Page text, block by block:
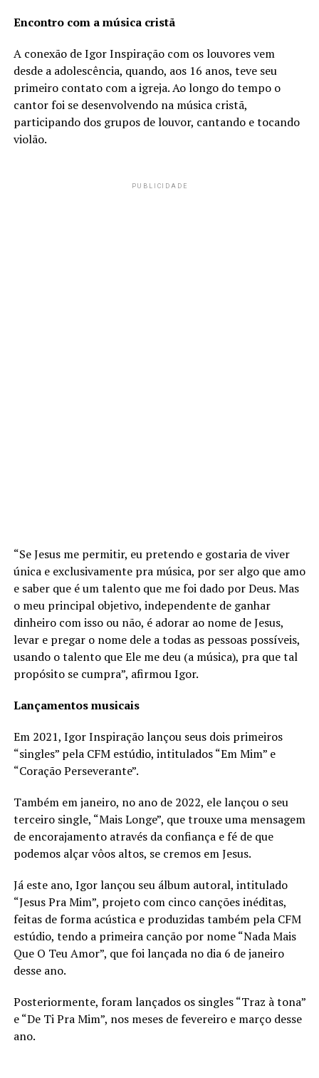
Encontro com a música cristã
A conexão de Igor Inspiração com os louvores vem
desde a adolescência, quando, aos 16 anos, teve seu
primeiro contato com a igreja. Ao longo do tempo o
cantor foi se desenvolvendo na música cristã,
participando dos grupos de louvor, cantando e tocando
violão.
PUBLICIDADE
“Se Jesus me permitir, eu pretendo e gostaria de viver
única e exclusivamente pra música, por ser algo que amo
e saber que é um talento que me foi dado por Deus. Mas
o meu principal objetivo, independente de ganhar
dinheiro com isso ou não, é adorar ao nome de Jesus,
levar e pregar o nome dele a todas as pessoas possíveis,
usando o talento que Ele me deu (a música), pra que tal
propósito se cumpra”, afirmou Igor.
Lançamentos musicais
Em 2021, Igor Inspiração lançou seus dois primeiros
“singles” pela CFM estúdio, intitulados “Em Mim” e
“Coração Perseverante”.
Também em janeiro, no ano de 2022, ele lançou o seu
terceiro single, “Mais Longe”, que trouxe uma mensagem
de encorajamento através da confiança e fé de que
podemos alçar vôos altos, se cremos em Jesus.
Já este ano, Igor lançou seu álbum autoral, intitulado
“Jesus Pra Mim”, projeto com cinco canções inéditas,
feitas de forma acústica e produzidas também pela CFM
estúdio, tendo a primeira canção por nome “Nada Mais
Que O Teu Amor”, que foi lançada no dia 6 de janeiro
desse ano.
Posteriormente, foram lançados os singles “Traz à tona”
e “De Ti Pra Mim”, nos meses de fevereiro e março desse
ano.